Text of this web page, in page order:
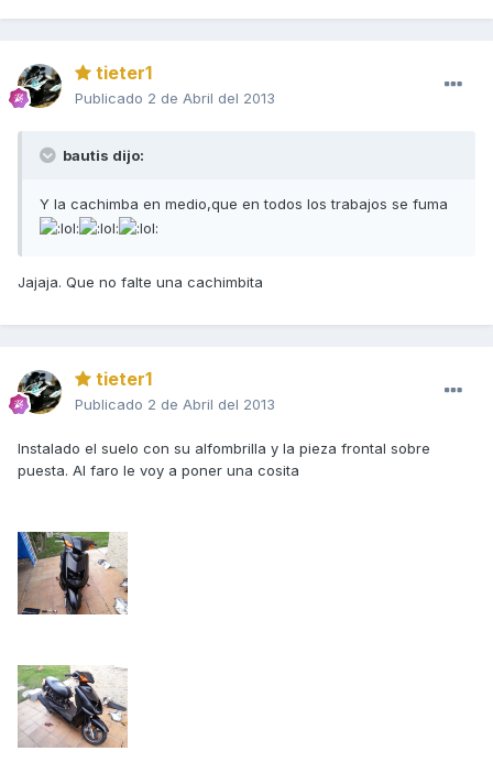
tieter1
Publicado 2 de Abril del 2013
bautis dijo:
Y la cachimba en medio,que en todos los trabajos se fuma
Jajaja. Que no falte una cachimbita
tieter1
Publicado 2 de Abril del 2013
Instalado el suelo con su alfombrilla y la pieza frontal sobre
puesta. Al faro le voy a poner una cosita